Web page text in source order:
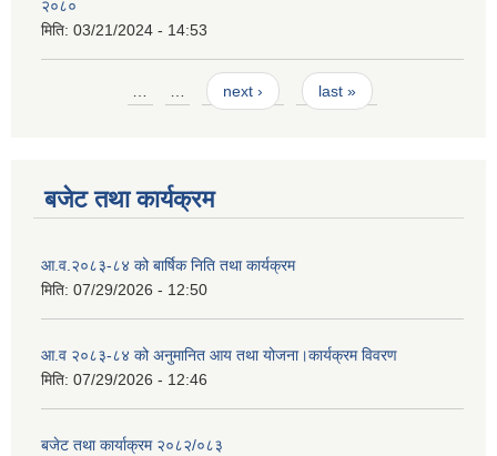
२०८०
मिति: 03/21/2024 - 14:53
next › last »
बजेट तथा कार्यक्रम
आ.व.२०८३-८४ को बार्षिक निति तथा कार्यक्रम
मिति: 07/29/2026 - 12:50
आ.व २०८३-८४ को अनुमानित आय तथा योजना।कार्यक्रम विवरण
मिति: 07/29/2026 - 12:46
बजेट तथा कार्याक्रम २०८२/०८३